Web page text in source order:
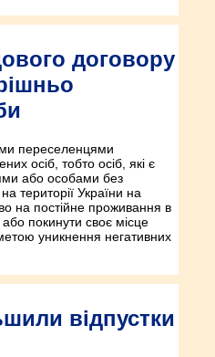
договору
переселенцями
осіб, тобто осіб, які є
або особами без
території України на
на постійне проживання в
покинути своє місце
уникнення негативних
відпустки